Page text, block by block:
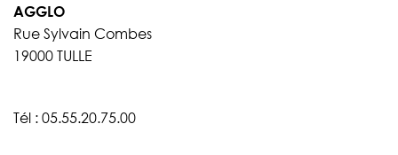
AGGLO
Rue Sylvain Combes
19000 TULLE
Tél : 05.55.20.75.00